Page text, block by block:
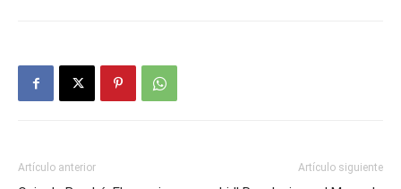
Artículo anterior Artículo siguiente